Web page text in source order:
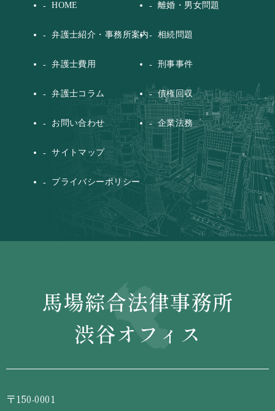
〒150-0001
HOME
弁護士紹介・事務所案内
弁護士費用
弁護士コラム
お問い合わせ
サイトマップ
プライバシーポリシー
離婚・男女問題
相続問題
刑事事件
債権回収
企業法務